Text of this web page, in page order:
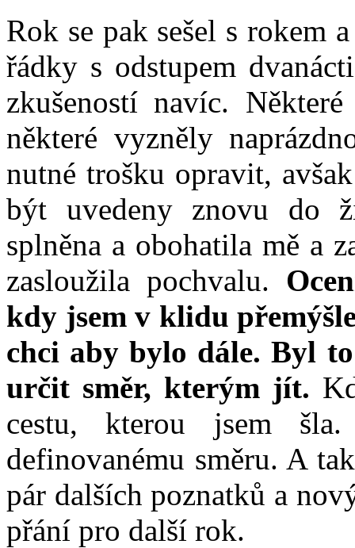
Rok se pak sešel s rokem
řádky s odstupem
zkušeností navíc.
některé vyzněly
nutné trošku opravit,
být uvedeny znovu do
splněna a obohatila mě a
zasloužila pochvalu.
kdy jsem v klidu
chci aby bylo dále. Byl
určit směr, kterým jít.
cestu, kterou jsem
definovanému směru. A
pár dalších poznatků a
přání pro další rok.